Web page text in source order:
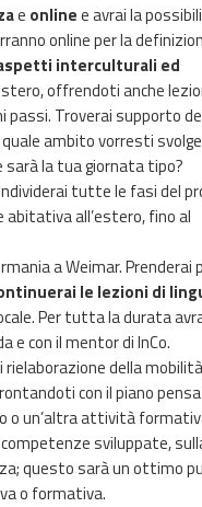
e onlinee avrai la
online per la
interculturali ed
offrendoti anche
passi. Troverai supporto
ambito vorresti
sarà la tua giornata tipo?
tutte le fasi del
abitativa all’estero, fino al
a Weimar. Prenderai
le lezioni di
Per tutta la durata
con il mentor di InCo.
della
con il piano
o un’altra attività
sviluppate,
questo sarà un ottimo
o formativa.